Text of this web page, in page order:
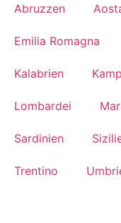
Abruzzen
Emilia Romagna
Kalabrien
Lombardei
Sardinien
Trentino